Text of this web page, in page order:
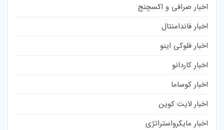
اخبار صرافی و اکسچنج
اخبار فاندامنتال
اخبار فلوکی اینو
اخبار کاردانو
اخبار کوساما
اخبار لایت کوین
اخبار مایکرواستراتژی